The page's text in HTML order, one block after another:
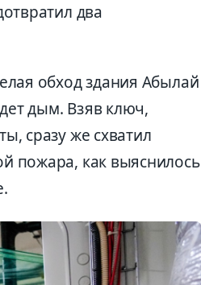
два
обход здания Абылай
дым. Взяв ключ,
сразу же схватил
пожара, как выяснилось